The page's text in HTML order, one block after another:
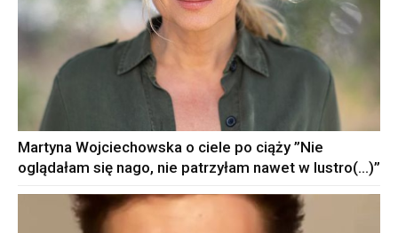
Martyna Wojciechowska o ciele po ciąży ”Nie
oglądałam się nago, nie patrzyłam nawet w lustro(…)”